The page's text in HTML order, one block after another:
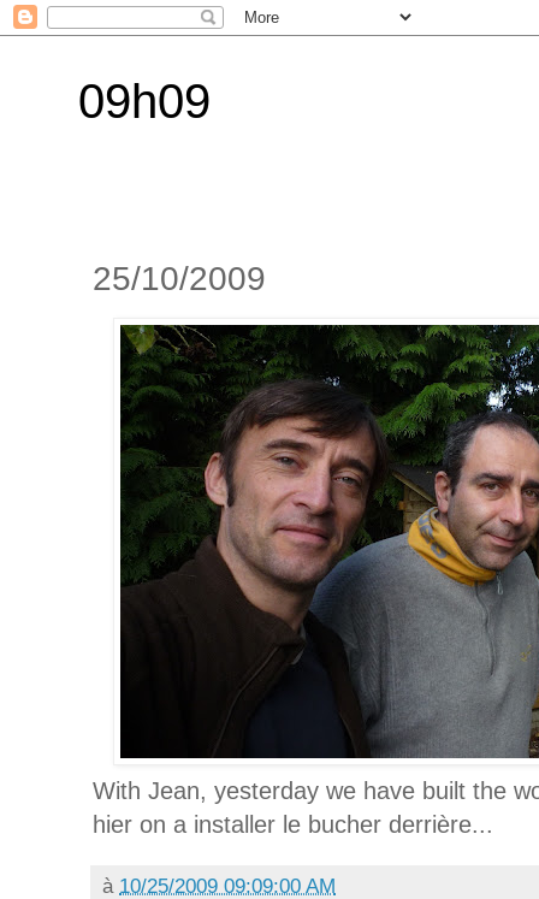
09h09
25/10/2009
With Jean, yesterday we have built the
hier on a installer le bucher derrière...
à 10/25/2009 09:09:00 AM